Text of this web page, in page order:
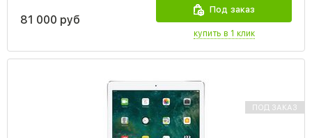
81 000 руб
Под заказ
купить в 1 клик
ПОД ЗАКАЗ